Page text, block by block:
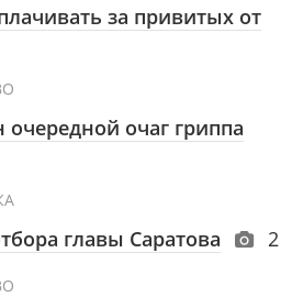
за привитых от
очаг гриппа
главы Саратова 2